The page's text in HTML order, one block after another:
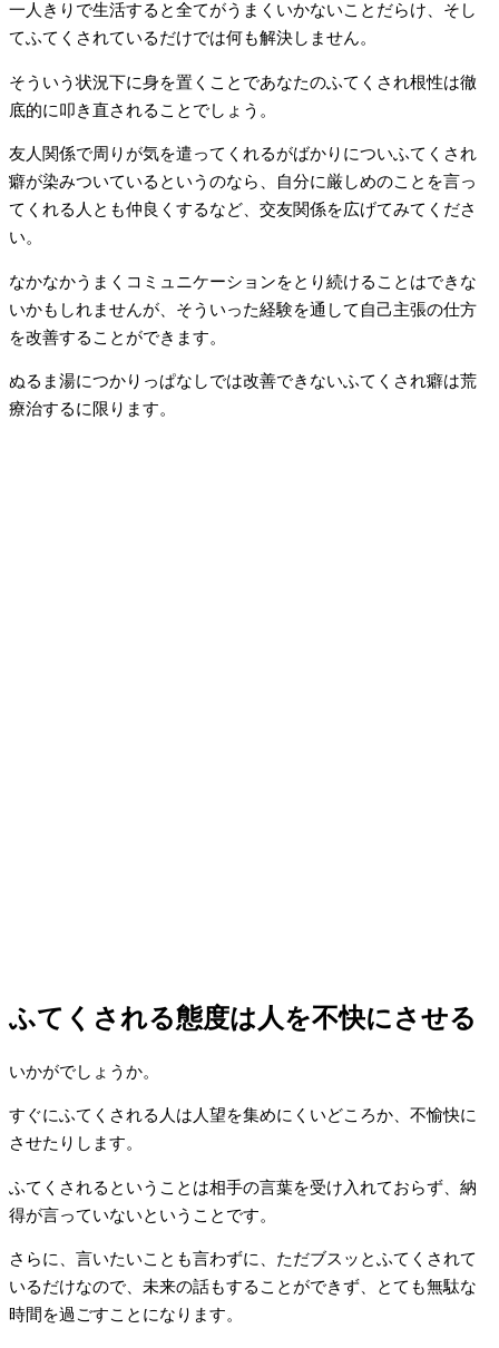
一人きりで生活すると全てがうまくいかないことだらけ、そし
てふてくされているだけでは何も解決しません。
そういう状況下に身を置くことであなたのふてくされ根性は徹
底的に叩き直されることでしょう。
友人関係で周りが気を遣ってくれるがばかりについふてくされ
癖が染みついているというのなら、自分に厳しめのことを言っ
てくれる人とも仲良くするなど、交友関係を広げてみてくださ
い。
なかなかうまくコミュニケーションをとり続けることはできな
いかもしれませんが、そういった経験を通して自己主張の仕方
を改善することができます。
ぬるま湯につかりっぱなしでは改善できないふてくされ癖は荒
療治するに限ります。
ふてくされる態度は人を不快にさせる
いかがでしょうか。
すぐにふてくされる人は人望を集めにくいどころか、不愉快に
させたりします。
ふてくされるということは相手の言葉を受け入れておらず、納
得が言っていないということです。
さらに、言いたいことも言わずに、ただブスッとふてくされて
いるだけなので、未来の話もすることができず、とても無駄な
時間を過ごすことになります。